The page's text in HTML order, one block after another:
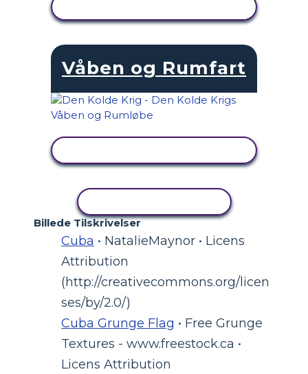
Våben og Rumfart
Billede Tilskrivelser
Cuba • NatalieMaynor • Licens
Attribution
(http://creativecommons.org/licen
ses/by/2.0/)
Cuba Grunge Flag • Free Grunge
Textures - www.freestock.ca •
Licens Attribution